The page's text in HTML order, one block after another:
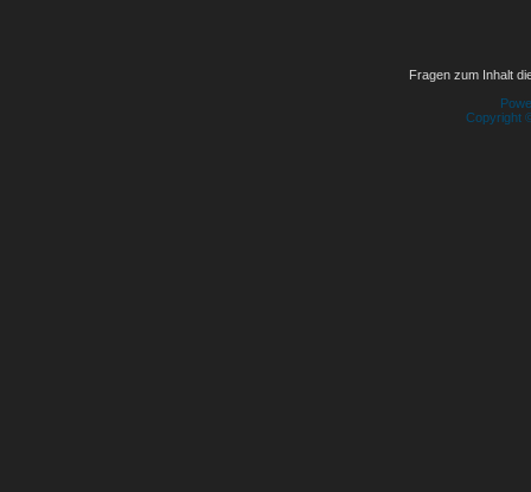
Fragen zum Inhalt
Copyright